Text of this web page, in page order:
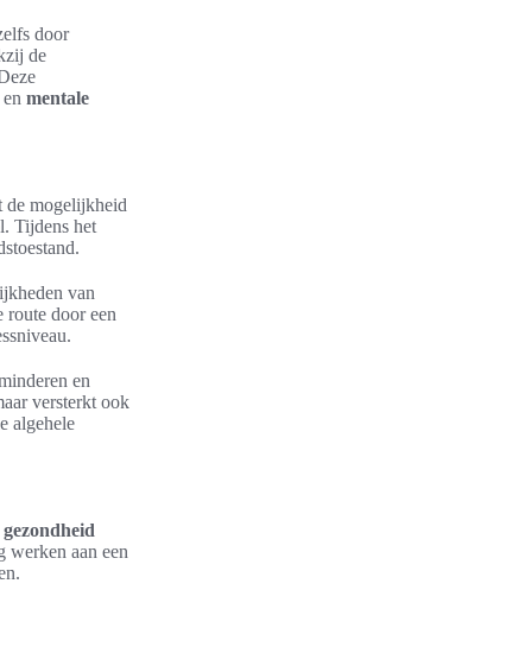
door
de
mentale
de mogelijkheid
Tijdens het
van
door een
en
versterkt ook
algehele
werken aan een